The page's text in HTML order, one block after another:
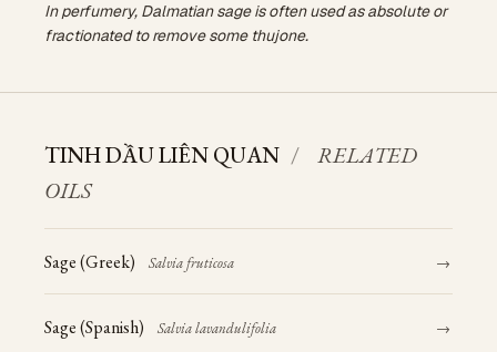
In perfumery, Dalmatian sage is often used as absolute or
fractionated to remove some thujone.
TINH DẦU LIÊN QUAN /
RELATED
OILS
Sage (Greek) Salvia fruticosa →
Sage (Spanish) Salvia lavandulifolia →